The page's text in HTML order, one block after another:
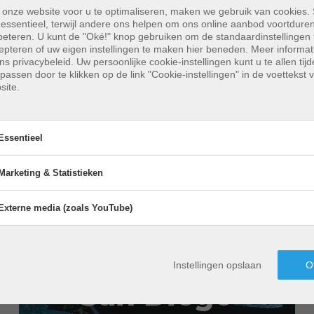
onze website voor u te optimaliseren, maken we gebruik van cookies.
terwijl andere ons helpen om ons online aanbod
U kunt de "Oké!" knop gebruiken om de standaardinstellingen
of uw eigen instellingen te maken hier beneden. Meer
privacybeleid. Uw persoonlijke cookie-instellingen kunt u te allen
door te klikken op de link "Cookie-instellingen" in de voettekst
cookies maken basisfuncties mogelijk en zijn noodzakelijk voor
& Statistieken
uitgevers gebruikt om
reclame weer te geven. Zij doen dit
bezoekers op websites te volgen.
Getroffen oplossingen:
Activeer
media (zoals YouTube)
Externe media (zoals YouTube)
Instellingen opslaan
San Diego